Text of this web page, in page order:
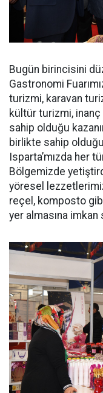
Bugün birincisini
Gastronomi
turizmi, karavan
kültür turizmi,
sahip olduğu
birlikte sahip
Isparta’mızda her
Bölgemizde
yöresel
reçel, komposto
yer almasına imkan